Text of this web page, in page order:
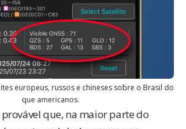
europeus, russos e chineses sobre o Brasil do
que americanos.
que, na maior parte do